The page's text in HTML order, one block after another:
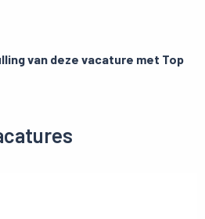
van deze vacature met Top